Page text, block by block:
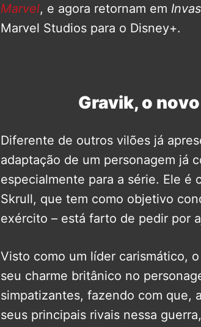
Marvel, e agora retornam em
Marvel Studios para o Disney+.
Gravik, o
Diferente de outros vilões já
adaptação de um personagem já
especialmente para a série. Ele é
Skrull, que tem como objetivo
exército – está farto de pedir por
Visto como um líder carismático,
seu charme britânico no
simpatizantes, fazendo com que,
seus principais rivais nessa